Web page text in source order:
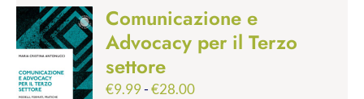
Comunicazione e
Advocacy per il Terzo
settore
€9.99-€28.00Fascia